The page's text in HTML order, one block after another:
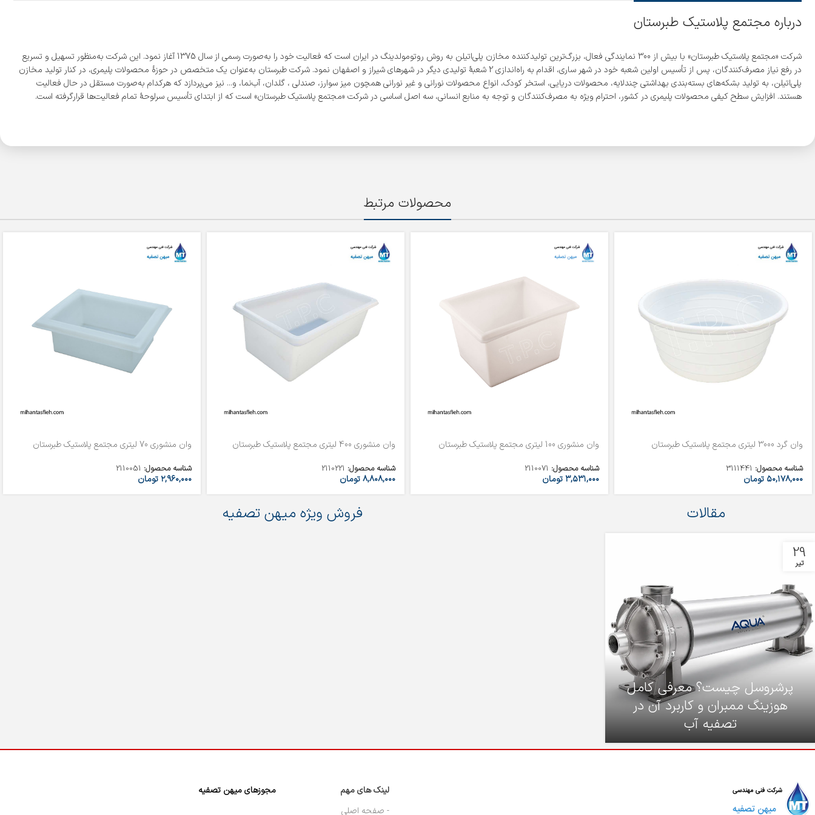
درباره مجتمع پلاستیک طبرستان
شرکت «مجتمع پلاستیک طبرستان» با بیش از 300 نمایندگی فعال، بزرگ‌ترین تولیدکننده مخازن پلی‌اتیلن به روش روتومولدینگ در ایران است که فعالیت خود را به‌صورت رسمی از سال 1375 آغاز نمود. این شرکت به‌منظور تسهیل و تسریع
در رفع نیاز مصرف‌کنندگان، پس از تأسیس اولین شعبه خود در شهر ساری، اقدام به راه‌اندازی 2 شعبۀ تولیدی دیگر در شهرهای شیراز و اصفهان نمود. شرکت طبرستان به‌عنوان یک متخصص در حوزۀ محصولات پلیمری، در کنار تولید مخازن
پلی‌اتیلن، به تولید بشکه‌های بسته‌بندی بهداشتی چندلایه، محصولات دریایی، استخر کودک، انواع محصولات نورانی و غیر نورانی همچون میز سوارز، صندلی ، گلدان، آب‌نما، و... نیز می‌پردازد که هرکدام به‌صورت مستقل در حال فعالیت
هستند. افزایش سطح کیفی محصولات پلیمری در کشور، احترام ویژه به مصرف‌کنندگان و توجه به منابع انسانی، سه اصل اساسی در شرکت «مجتمع پلاستیک طبرستان» است که از ابتدای تأسیس سرلوحۀ تمام فعالیت‌ها قرارگرفته است.
محصولات مرتبط
وان گرد 3000 لیتری مجتمع پلاستیک طبرستان
شناسه محصول: 3111441
۵۰,۱۷۸,۰۰۰ تومان
وان منشوری 100 لیتری مجتمع پلاستیک طبرستان
شناسه محصول: 2110071
۳,۵۳۱,۰۰۰تومان
وان منشوری 400 لیتری مجتمع پلاستیک طبرستان
شناسه محصول: 2110221
۸,۸۰۸,۰۰۰تومان
وان منشوری 70 لیتری مجتمع پلاستیک طبرستان
شناسه محصول: 2110051
۲,۹۶۰,۰۰۰ تومان
مقالات
29
تیر
پرشروسل چیست؟ معرفی کامل
هوزینگ ممبران و کاربرد آن در
تصفیه آب
فروش ویژه میهن تصفیه
لینک های مهم
- صفحه اصلی
مجوزهای میهن تصفیه